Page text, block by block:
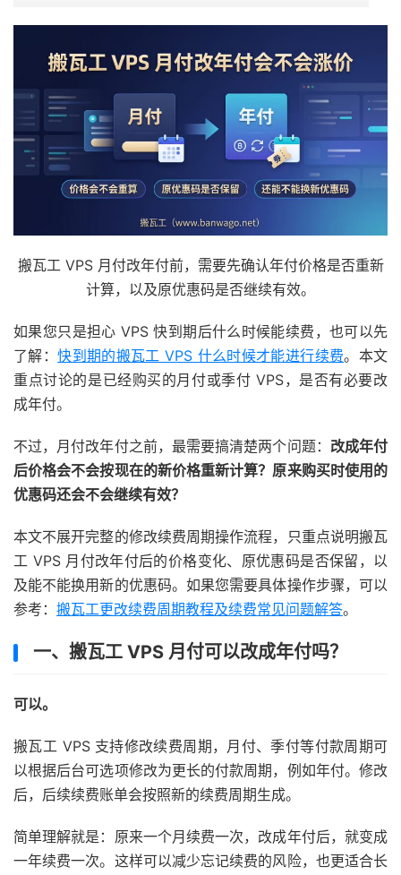
搬瓦工 VPS 月付改年付前，需要先确认年付价格是否重新
计算，以及原优惠码是否继续有效。
如果您只是担心 VPS 快到期后什么时候能续费，也可以先
了解：快到期的搬瓦工 VPS 什么时候才能进行续费。本文
重点讨论的是已经购买的月付或季付 VPS，是否有必要改
成年付。
不过，月付改年付之前，最需要搞清楚两个问题： 改成年付
后价格会不会按现在的新价格重新计算？原来购买时使用的
优惠码还会不会继续有效？
本文不展开完整的修改续费周期操作流程，只重点说明搬瓦
工 VPS 月付改年付后的价格变化、原优惠码是否保留，以
及能不能换用新的优惠码。如果您需要具体操作步骤，可以
参考： 搬瓦工更改续费周期教程及续费常见问题解答。
一、搬瓦工 VPS 月付可以改成年付吗？
可以。
搬瓦工 VPS 支持修改续费周期，月付、季付等付款周期可
以根据后台可选项修改为更长的付款周期，例如年付。修改
后，后续续费账单会按照新的续费周期生成。
简单理解就是：原来一个月续费一次，改成年付后，就变成
一年续费一次。这样可以减少忘记续费的风险，也更适合长